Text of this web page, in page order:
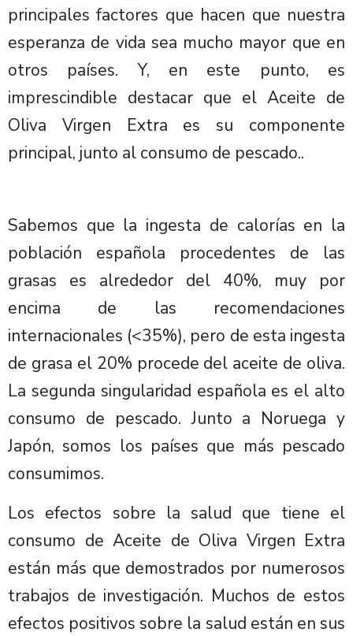
principales factores que hacen que nuestra
esperanza de vida sea mucho mayor que en
otros países. Y, en este punto, es
imprescindible destacar que el Aceite de
Oliva Virgen Extra es su componente
principal, junto al consumo de pescado..
Sabemos que la ingesta de calorías en la
población española procedentes de las
grasas es alrededor del 40%, muy por
encima de las recomendaciones
internacionales (<35%), pero de esta ingesta
de grasa el 20% procede del aceite de oliva.
La segunda singularidad española es el alto
consumo de pescado. Junto a Noruega y
Japón, somos los países que más pescado
consumimos.
Los efectos sobre la salud que tiene el
consumo de Aceite de Oliva Virgen Extra
están más que demostrados por numerosos
trabajos de investigación. Muchos de estos
efectos positivos sobre la salud están en sus